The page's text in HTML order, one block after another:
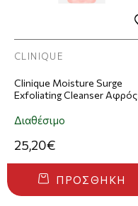
CLINIQUE
Clinique Moisture Surge
Exfoliating Cleanser Αφρός
125ml
Διαθέσιμο
25,20€
ΠΡΟΣΘΉΚΗ